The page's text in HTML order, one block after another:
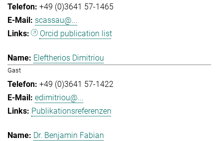
+49 (0)3641 57-1465
scassau@...
Orcid publication list
Eleftherios Dimitriou
Gast
+49 (0)3641 57-1422
edimitriou@...
Publikationsreferenzen
Dr. Benjamin Fabian